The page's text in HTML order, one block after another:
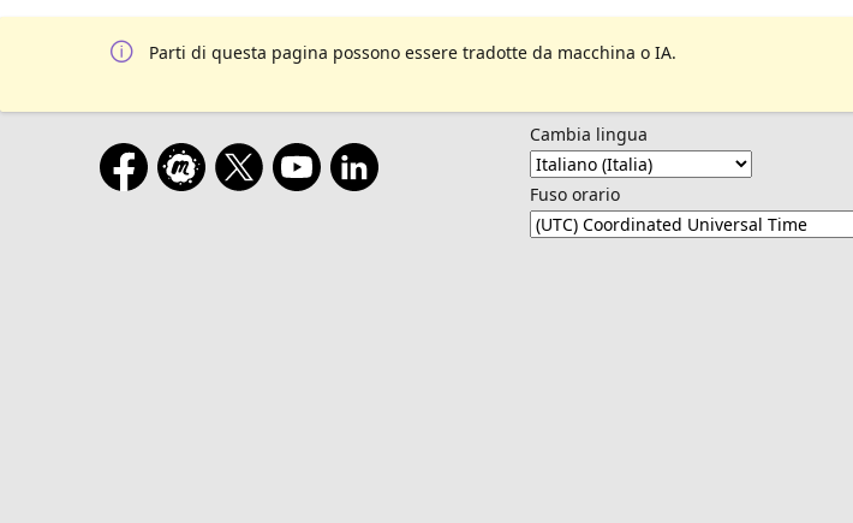
Parti di questa pagina possono essere tradotte da macchina o IA.
Cambia lingua
Fuso orario